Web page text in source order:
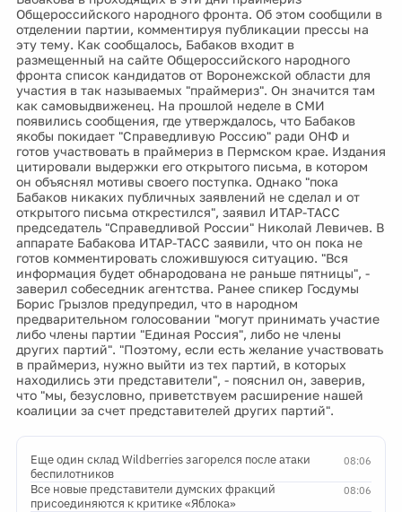
Общероссийского народного фронта. Об этом сообщили в
отделении партии, комментируя публикации прессы на
эту тему. Как сообщалось, Бабаков входит в
размещенный на сайте Общероссийского народного
фронта список кандидатов от Воронежской области для
участия в так называемых "праймериз". Он значится там
как самовыдвиженец. На прошлой неделе в СМИ
появились сообщения, где утверждалось, что Бабаков
якобы покидает "Справедливую Россию" ради ОНФ и
готов участвовать в праймериз в Пермском крае. Издания
цитировали выдержки его открытого письма, в котором
он объяснял мотивы своего поступка. Однако "пока
Бабаков никаких публичных заявлений не сделал и от
открытого письма открестился", заявил ИТАР-ТАСС
председатель "Справедливой России" Николай Левичев. В
аппарате Бабакова ИТАР-ТАСС заявили, что он пока не
готов комментировать сложившуюся ситуацию. "Вся
информация будет обнародована не раньше пятницы", -
заверил собеседник агентства. Ранее спикер Госдумы
Борис Грызлов предупредил, что в народном
предварительном голосовании "могут принимать участие
либо члены партии "Единая Россия", либо не члены
других партий". "Поэтому, если есть желание участвовать
в праймериз, нужно выйти из тех партий, в которых
находились эти представители", - пояснил он, заверив,
что "мы, безусловно, приветствуем расширение нашей
коалиции за счет представителей других партий".
08:06
Еще один склад Wildberries загорелся после атаки
беспилотников
08:06
Все новые представители думских фракций
присоединяются к критике «Яблока»